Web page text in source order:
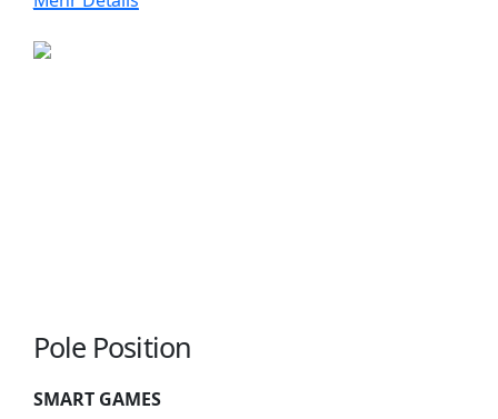
Pole Position
SMART GAMES